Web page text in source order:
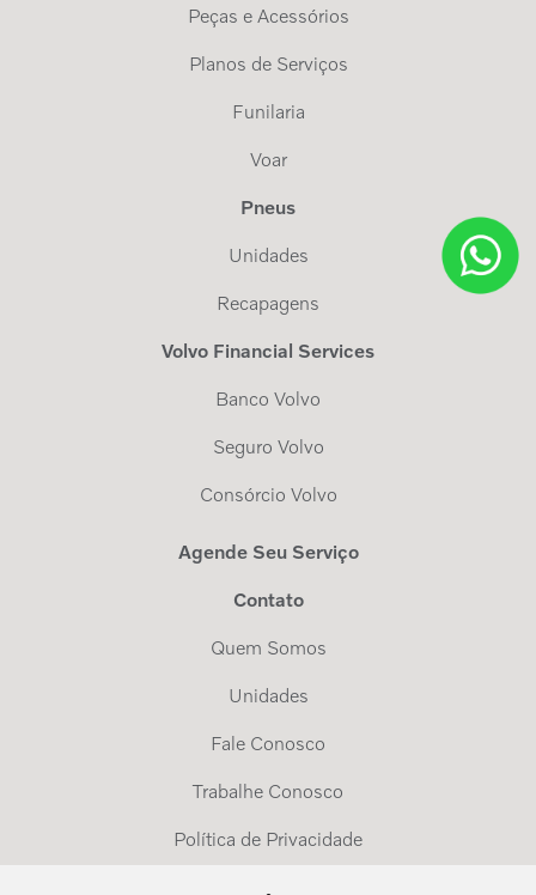
Peças e Acessórios
Planos de Serviços
Funilaria
Voar
Pneus
Unidades
Recapagens
Volvo Financial Services
Banco Volvo
Seguro Volvo
Consórcio Volvo
Agende Seu Serviço
Contato
Quem Somos
Unidades
Fale Conosco
Trabalhe Conosco
Política de Privacidade